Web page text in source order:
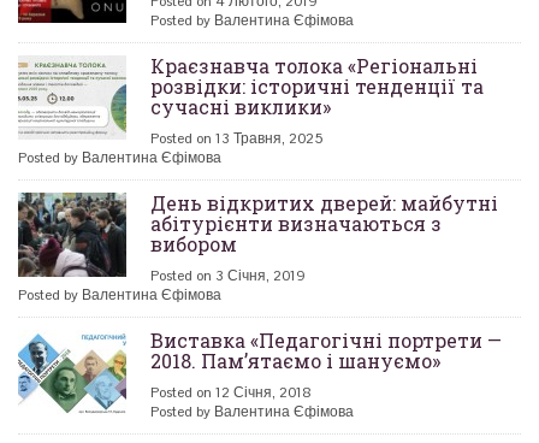
Posted by Валентина Єфімова
Краєзнавча толока «Регіональні
розвідки: історичні тенденції та
сучасні виклики»
Posted on 13 Травня, 2025
Posted by Валентина Єфімова
День відкритих дверей: майбутні
абітурієнти визначаються з
вибором
Posted on 3 Січня, 2019
Posted by Валентина Єфімова
Виставка «Педагогічні портрети —
2018. Пам’ятаємо і шануємо»
Posted on 12 Січня, 2018
Posted by Валентина Єфімова